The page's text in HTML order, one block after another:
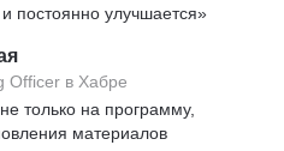
постоянно улучшается»
Officer в Хабре
только на программу,
материалов